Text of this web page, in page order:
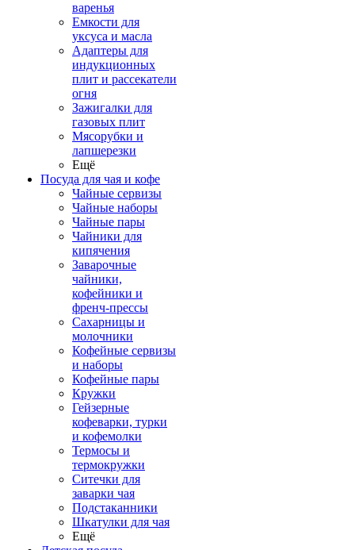
варенья
Емкости для
уксуса и масла
Адаптеры для
индукционных
плит и рассекатели
огня
Зажигалки для
газовых плит
Мясорубки и
лапшерезки
Ещё
Посуда для чая и кофе
Чайные сервизы
Чайные наборы
Чайные пары
Чайники для
кипячения
Заварочные
чайники,
кофейники и
френч-прессы
Сахарницы и
молочники
Кофейные сервизы
и наборы
Кофейные пары
Кружки
Гейзерные
кофеварки, турки
и кофемолки
Термосы и
термокружки
Ситечки для
заварки чая
Подстаканники
Шкатулки для чая
Ещё